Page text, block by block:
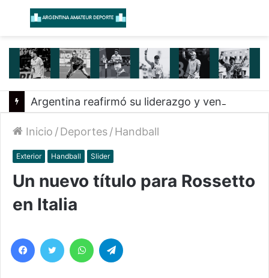
Menú
Inicio /Deportes/Handball
Exterior Handball Slider
Un nuevo título para Rossetto
en Italia
Facebook
Twitter WhatsApp